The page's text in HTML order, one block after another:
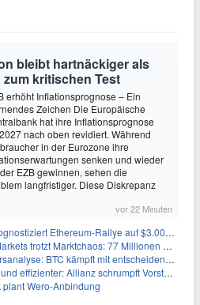
bleibt hartnäckiger als
kritischen Test
erhöht Inflationsprognose – Ein
Zeichen Die Europäische
hat ihre Inflationsprognose
nach oben revidiert. Während
in der Eurozone ihre
senken und wieder
EZB gewinnen, sehen die
langfristiger. Diese Diskrepanz
vor 22 Minuten
Ethereum-Rallye auf $3.000 nach entscheidendem On-Chain-Ausbruch
Marktchaos: 77 Millionen Pfund Gewinn im ersten Halbjahr
kämpft mit entscheidender $65K-Hürde, während sich ein Liquidationscluster aufbaut
Allianz schrumpft Vorstand auf 8 Köpfe – das steckt dahinter
plant Wero-Anbindung